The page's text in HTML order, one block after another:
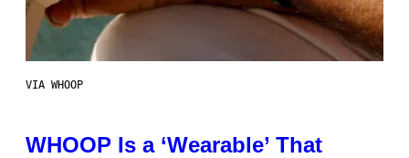
VIA WHOOP
WHOOP Is a ‘Wearable’ That